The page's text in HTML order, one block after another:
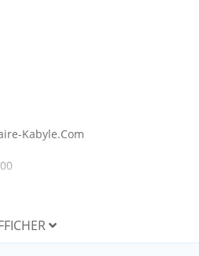
Kabyle.com